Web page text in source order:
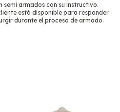
semi armados con su instructivo.
está disponible para responder
durante el proceso de armado.